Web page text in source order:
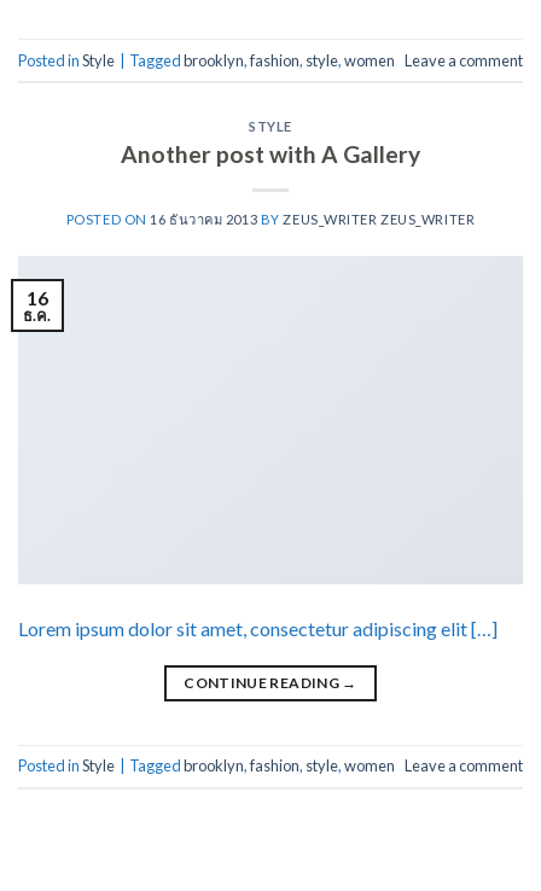
Posted inStyle Taggedbrooklyn,fashion, style,women Leave a comment
STYLE
Another post with A Gallery
POSTED ON 16 ธันวาคม 2013 BYZEUS_WRITER ZEUS_WRITER
16
ธ.ค.
Lorem ipsum dolor sit amet, consectetur adipiscing elit […]
CONTINUE READING →
Posted inStyle Taggedbrooklyn,fashion, style,women Leave a comment